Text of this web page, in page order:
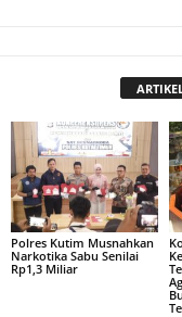
Polres Kutim Musnahkan
Narkotika Sabu Senilai
Rp1,3 Miliar